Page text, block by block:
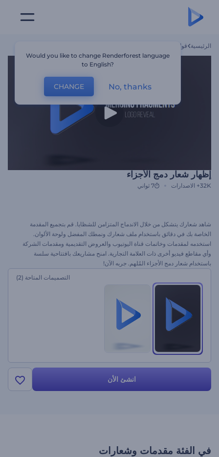
الرئيسية قوالب
إظهار شعار دمج الأجزاء
32K+ الاصدارات 7 ثواني
شاهد شعارك يتشكل من خلال الاندماج المتزامن للشظايا. قم بتجميع المقدمة
الخاصة بك في دقائق باستخدام ملف شعارك ونمطك المفضل ولوحة الألوان.
استخدمه لمقدمات وخاتمات قناة اليوتيوب والعروض التقديمية ومقدمات الشركة
وأي مقاطع فيديو أخرى ذات العلامة التجارية. امنح مشاريعك بافتتاحية سلسة
باستخدام شعار دمج الأجزاء المُلهم. جربه الآن!
التصميمات المتاحة (2)
انشئ الأن
في الفئة مقدمات وشعارات
Would you like to change Renderforest language
to English?
CHANGE No, thanks